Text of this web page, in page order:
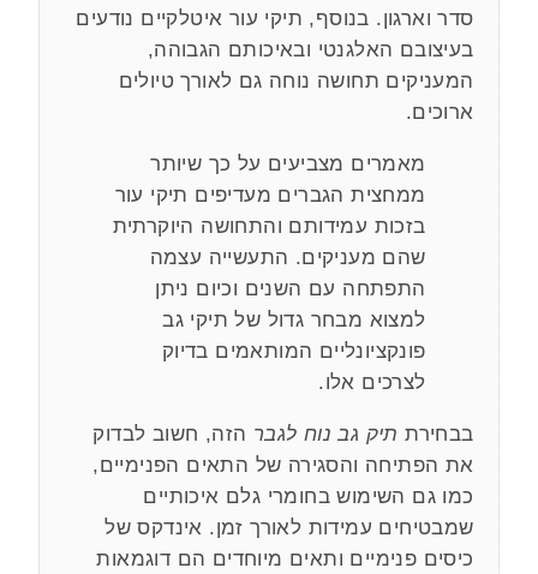
סדר וארגון. בנוסף, תיקי עור איטלקיים נודעים
בעיצובם האלגנטי ובאיכותם הגבוהה,
המעניקים תחושה נוחה גם לאורך טיולים
ארוכים.
מאמרים מצביעים על כך שיותר
ממחצית הגברים מעדיפים תיקי עור
בזכות עמידותם והתחושה היוקרתית
שהם מעניקים. התעשייה עצמה
התפתחה עם השנים וכיום ניתן
למצוא מבחר גדול של תיקי גב
פונקציונליים המותאמים בדיוק
לצרכים אלו.
בבחירת תיק גב נוח לגבר הזה, חשוב לבדוק
את הפתיחה והסגירה של התאים הפנימיים,
כמו גם השימוש בחומרי גלם איכותיים
שמבטיחים עמידות לאורך זמן. אינדקס של
כיסים פנימיים ותאים מיוחדים הם דוגמאות